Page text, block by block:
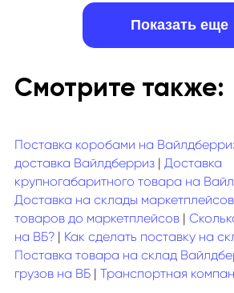
значительно снижает выбросы
делает его идеальным выбором для
ориентированных на устойчивое
затраты на транспортировку, но и
Современные технологии
маршруты и повысить скорость
способствует ускорению процесса
снижению тарифов. Это создает
конкурентные преимущества на
строгие стандарты контроля
Показать еще
Смотрите также:
Поставка коробами на
доставка Вайлдберриз | Доставка
крупногабаритного товара на
Доставка на склады маркетплейсов
товаров до маркетплейсов |
на ВБ? | Как сделать поставку на
Поставка товара на склад
грузов на ВБ | Транспортная